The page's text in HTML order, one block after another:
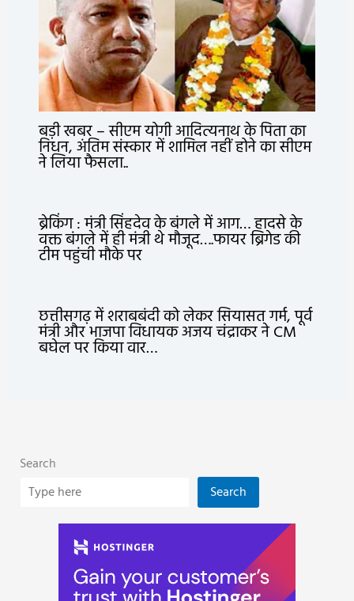
बड़ी खबर – सीएम योगी आदित्यनाथ के पिता का
निधन, अंतिम संस्कार में शामिल नहीं होने का सीएम
ने लिया फैसला..
ब्रेकिंग : मंत्री सिंहदेव के बंगले में आग… हादसे के
वक्त बंगले में ही मंत्री थे मौजूद….फायर ब्रिगेड की
टीम पहुंची मौके पर
छत्तीसगढ़ में शराबबंदी को लेकर सियासत गर्म, पूर्व
मंत्री और भाजपा विधायक अजय चंद्राकर ने CM
बघेल पर किया वार…
Search
Search